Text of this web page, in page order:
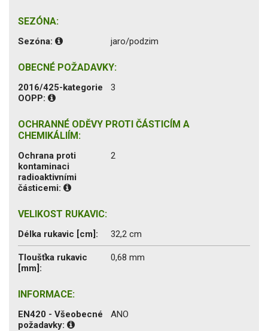
SEZÓNA:
Sezóna: jaro/podzim
OBECNÉ POŽADAVKY:
2016/425-kategorie
OOPP:
3
OCHRANNÉ ODĚVY PROTI ČÁSTICÍM A
CHEMIKÁLIÍM:
Ochrana proti
kontaminaci
radioaktivními
částicemi:
2
VELIKOST RUKAVIC:
Délka rukavic [cm]: 32,2 cm
Tloušťka rukavic
[mm]:
0,68 mm
INFORMACE:
EN420 - Všeobecné
požadavky:
ANO